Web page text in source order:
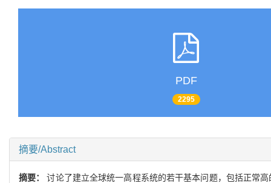
PDF
2295
摘要/Abstract
摘要：讨论了建立全球统一高程系统的若干基本问题，包括正常